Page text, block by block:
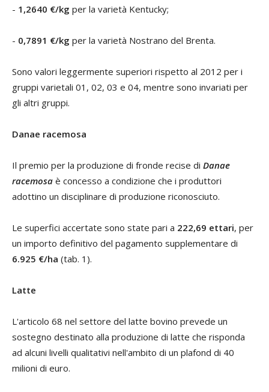
- 1,2640 €/kg per la varietà Kentucky;
- 0,7891 €/kg per la varietà Nostrano del Brenta.
Sono valori leggermente superiori rispetto al 2012 per i
gruppi varietali 01, 02, 03 e 04, mentre sono invariati per
gli altri gruppi.
Danae racemosa
Il premio per la produzione di fronde recise di Danae
racemosa è concesso a condizione che i produttori
adottino un disciplinare di produzione riconosciuto.
Le superfici accertate sono state pari a 222,69 ettari, per
un importo definitivo del pagamento supplementare di
6.925 €/ha (tab. 1).
Latte
L'articolo 68 nel settore del latte bovino prevede un
sostegno destinato alla produzione di latte che risponda
ad alcuni livelli qualitativi nell'ambito di un plafond di 40
milioni di euro.